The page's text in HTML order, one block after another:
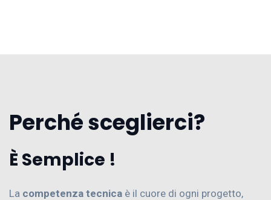
Perché sceglierci?
È Semplice !
La competenza tecnica è il cuore di ogni progetto,